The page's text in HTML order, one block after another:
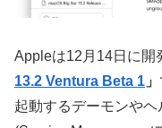
Appleは12月14日に開
13.2 Ventura Beta 1 」
起動するデーモンや